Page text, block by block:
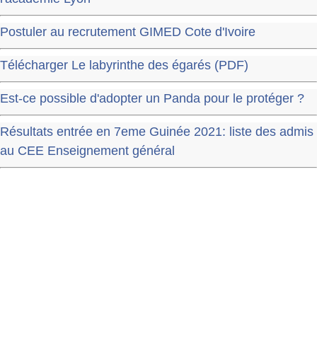
Postuler au recrutement GIMED Cote d'Ivoire
Télécharger Le labyrinthe des égarés (PDF)
Est-ce possible d'adopter un Panda pour le protéger ?
Résultats entrée en 7eme Guinée 2021: liste des admis
au CEE Enseignement général